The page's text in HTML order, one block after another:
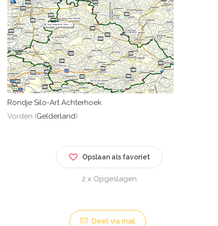
Rondje Silo-Art Achterhoek
Vorden (Gelderland)
Opslaan als favoriet
2 x Opgeslagen
Deel via mail